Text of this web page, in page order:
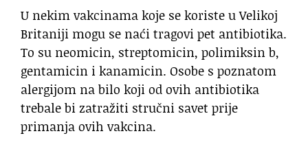
U nekim vakcinama koje se koriste u Velikoj
Britaniji mogu se naći tragovi pet antibiotika.
To su neomicin, streptomicin, polimiksin b,
gentamicin i kanamicin. Osobe s poznatom
alergijom na bilo koji od ovih antibiotika
trebale bi zatražiti stručni savet prije
primanja ovih vakcina.